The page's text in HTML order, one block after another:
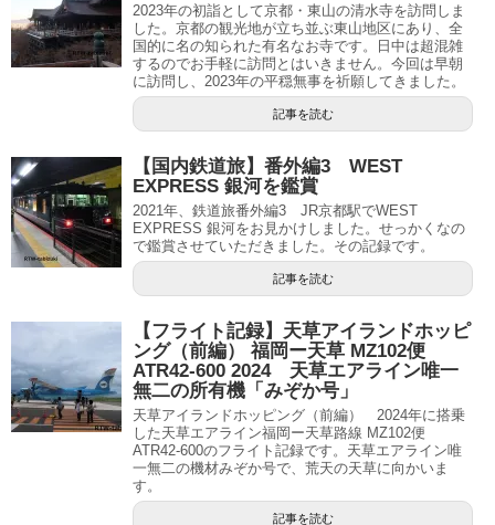
2023年の初詣として京都・東山の清水寺を訪問しま
した。京都の観光地が立ち並ぶ東山地区にあり、全
国的に名の知られた有名なお寺です。日中は超混雑
するのでお手軽に訪問とはいきません。今回は早朝
に訪問し、2023年の平穏無事を祈願してきました。
記事を読む
【国内鉄道旅】番外編3 WEST
EXPRESS 銀河を鑑賞
2021年、鉄道旅番外編3 JR京都駅でWEST
EXPRESS 銀河をお見かけしました。せっかくなの
で鑑賞させていただきました。その記録です。
記事を読む
【フライト記録】天草アイランドホッピ
ング（前編） 福岡ー天草 MZ102便
ATR42-600 2024 天草エアライン唯一
無二の所有機「みぞか号」
天草アイランドホッピング（前編） 2024年に搭乗
した天草エアライン福岡ー天草路線 MZ102便
ATR42-600のフライト記録です。天草エアライン唯
一無二の機材みぞか号で、荒天の天草に向かいま
す。
記事を読む